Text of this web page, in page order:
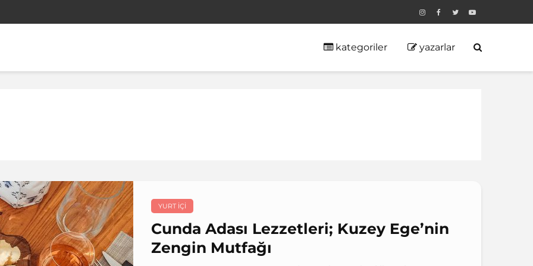
kategoriler yazarlar
YURT IÇI
Cunda Adası Lezzetleri; Kuzey Ege’nin
Zengin Mutfağı